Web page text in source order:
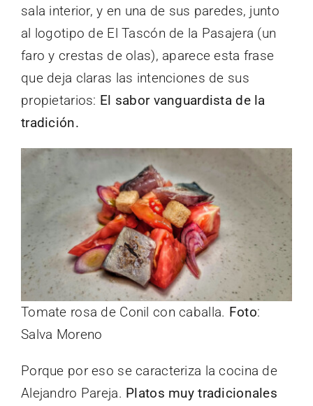
sala interior, y en una de sus paredes, junto
al logotipo de El Tascón de la Pasajera (un
faro y crestas de olas), aparece esta frase
que deja claras las intenciones de sus
propietarios: El sabor vanguardista de la
tradición.
Tomate rosa de Conil con caballa. Foto:
Salva Moreno
Porque por eso se caracteriza la cocina de
Alejandro Pareja. Platos muy tradicionales